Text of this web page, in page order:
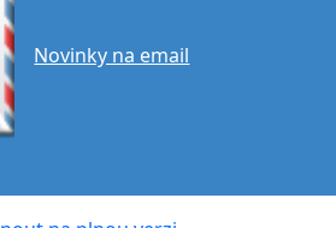
Novinky na email